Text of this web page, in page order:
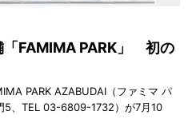
「FAMIMA PARK」 初の
PARK AZABUDAI（ファミマ パ
5、TEL 03-6809-1732）が7月10